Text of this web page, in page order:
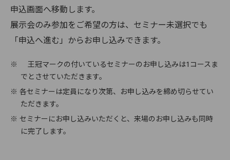
申込画面へ移動します。
展示会のみ参加をご希望の方は、セミナー未選択でも
「申込へ進む」からお申し込みできます。
※
王冠マークの付いているセミナーのお申し込みは1コースま
でとさせていただきます。
※ 各セミナーは定員になり次第、お申し込みを締め切らせてい
ただきます。
※ セミナーにお申し込みいただくと、来場のお申し込みも同時
に完了します。